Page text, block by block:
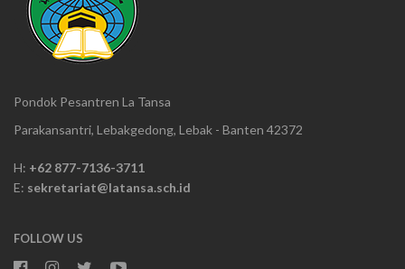
Pondok Pesantren La Tansa
Parakansantri, Lebakgedong, Lebak - Banten 42372
H: +62 877-7136-3711
E: sekretariat@latansa.sch.id
FOLLOW US